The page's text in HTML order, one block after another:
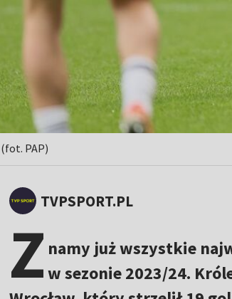
PAP)
TVPSPORT.PL
Z namy już wszystkie
w sezonie 2023/24.